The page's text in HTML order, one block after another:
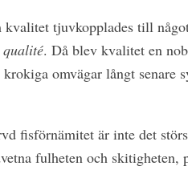
kvalitet tjuvkopplades till
qualité. Då blev kvalitet en
omvägar långt senare
fisförnämitet är inte det
fulheten och skitigheten,